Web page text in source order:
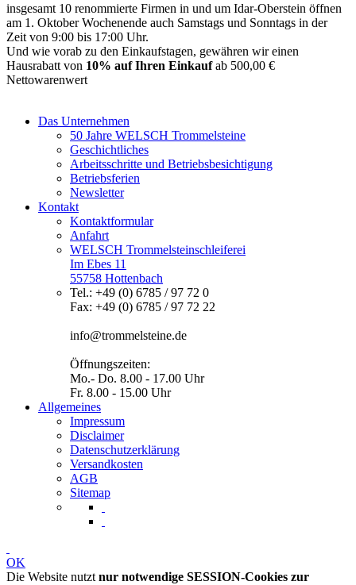
insgesamt 10 renommierte Firmen in und um Idar-Oberstein öffnen
am 1. Oktober Wochenende auch Samstags und Sonntags in der
Zeit von 9:00 bis 17:00 Uhr.
Und wie vorab zu den Einkaufstagen, gewähren wir einen
Hausrabatt von 10% auf Ihren Einkaufab 500,00 €
Nettowarenwert
Das Unternehmen
50 Jahre WELSCH Trommelsteine
Geschichtliches
Arbeitsschritte und Betriebsbesichtigung
Betriebsferien
Newsletter
Kontakt
Kontaktformular
Anfahrt
WELSCH Trommelsteinschleiferei
Im Ebes 11
55758 Hottenbach
Tel.: +49 (0) 6785 / 97 72 0
Fax: +49 (0) 6785 / 97 72 22
info@trommelsteine.de
Öffnungszeiten:
Mo.- Do. 8.00 - 17.00 Uhr
Fr. 8.00 - 15.00 Uhr
Allgemeines
Impressum
Disclaimer
Datenschutzerklärung
Versandkosten
AGB
Sitemap
OK
Die Website nutzt nur notwendige SESSION-Cookies zur